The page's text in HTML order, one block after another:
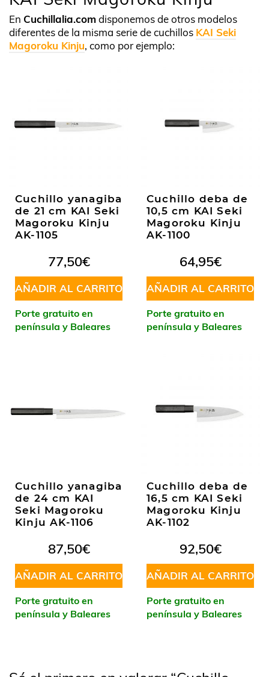
En Cuchillalia.comdisponemos de otros modelos
diferentes de la misma serie de cuchillos KAI Seki
Magoroku Kinju, como por ejemplo:
Cuchillo yanagiba
de 21 cm KAI Seki
Magoroku Kinju
AK-1105
77,50€
AÑADIR AL CARRITO
Porte gratuito en
península y Baleares
Cuchillo deba de
10,5 cm KAI Seki
Magoroku Kinju
AK-1100
64,95€
AÑADIR AL CARRITO
Porte gratuito en
península y Baleares
Cuchillo yanagiba
de 24 cm KAI
Seki Magoroku
Kinju AK-1106
87,50€
AÑADIR AL CARRITO
Porte gratuito en
península y Baleares
Cuchillo deba de
16,5 cm KAI Seki
Magoroku Kinju
AK-1102
92,50€
AÑADIR AL CARRITO
Porte gratuito en
península y Baleares